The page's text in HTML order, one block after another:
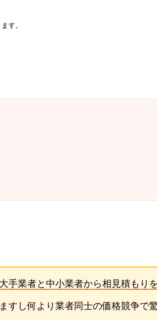
す。
手業者と中小業者から相見積もり
すし何より業者同士の価格競争で驚